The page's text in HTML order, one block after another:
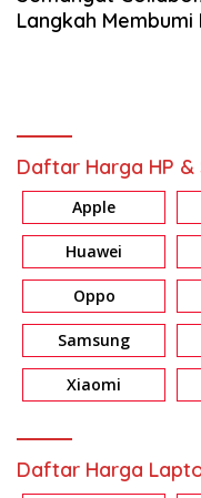
Langkah
Daftar Harga HP &
Apple
Huawei
Oppo
Samsung
Xiaomi
Daftar Harga